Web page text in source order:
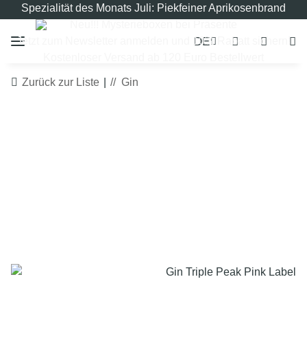
Spezialität des Monats Juli: Piekfeiner Aprikosenbrand
Jetzt zum Newsletter anmelden und 10% Rabatt sichern!
DE
Zurück zur Liste Gin